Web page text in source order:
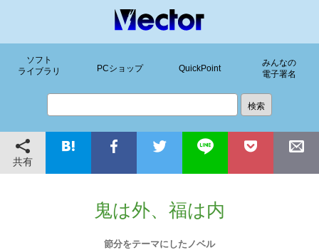
ソフト
ライブラリ
PCショップ QuickPoint
みんなの
電子署名
共有
鬼は外、福は内
節分をテーマにしたノベル